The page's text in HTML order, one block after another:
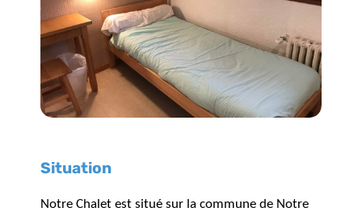
Situation
Notre Chalet est situé sur la commune de Notre